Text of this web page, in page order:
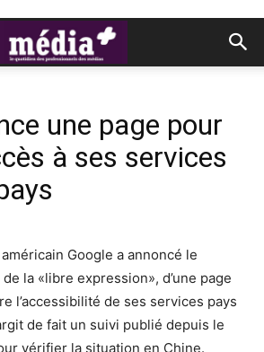
une page pour
à ses services
Google a annoncé le
la «libre expression», d’une page
l’accessibilité de ses services pays
de fait un suivi publié depuis le
vérifier la situation en Chine.